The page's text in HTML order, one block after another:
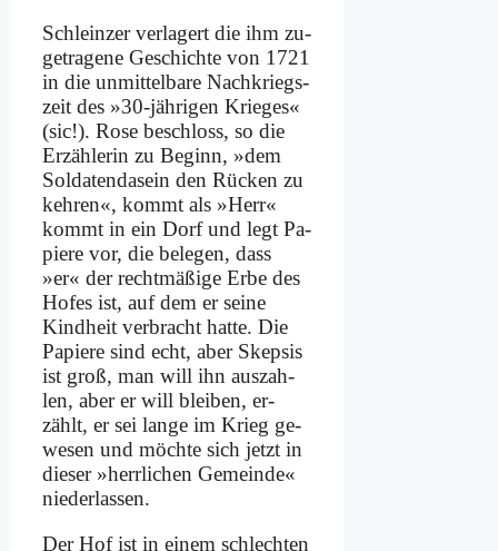
Sch­lein­zer ver­la­gert die ihm zu­
ge­tra­ge­ne Ge­schich­te von 1721
in die un­mit­tel­ba­re Nach­kriegs­
zeit des »30-jäh­ri­gen Krie­ges«
(sic!). Ro­se be­schloss, so die
Er­zäh­le­rin zu Be­ginn, »dem
Sol­da­ten­da­sein den Rücken zu
keh­ren«, kommt als »Herr«
kommt in ein Dorf und legt Pa­
pie­re vor, die be­le­gen, dass
»er« der recht­mä­ßi­ge Er­be des
Ho­fes ist, auf dem er sei­ne
Kind­heit ver­bracht hat­te. Die
Pa­pie­re sind echt, aber Skep­sis
ist groß, man will ihn aus­zah­
len, aber er will blei­ben, er­
zählt, er sei lan­ge im Krieg ge­
we­sen und möch­te sich jetzt in
die­ser »herr­li­chen Ge­mein­de«
nie­der­las­sen.
Der Hof ist in ei­nem schlech­ten